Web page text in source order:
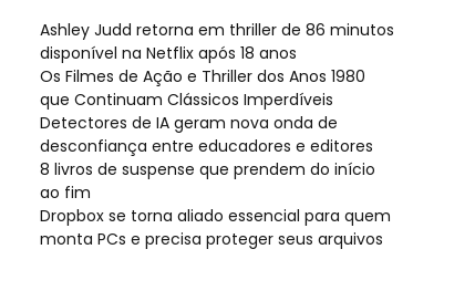
Ashley Judd retorna em thriller de 86 minutos
disponível na Netflix após 18 anos
Os Filmes de Ação e Thriller dos Anos 1980
que Continuam Clássicos Imperdíveis
Detectores de IA geram nova onda de
desconfiança entre educadores e editores
8 livros de suspense que prendem do início
ao fim
Dropbox se torna aliado essencial para quem
monta PCs e precisa proteger seus arquivos